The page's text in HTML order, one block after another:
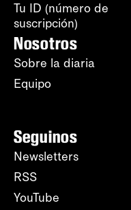
Tu ID (número de
suscripción)
Nosotros
Sobre la diaria
Equipo
Seguinos
Newsletters
RSS
YouTube